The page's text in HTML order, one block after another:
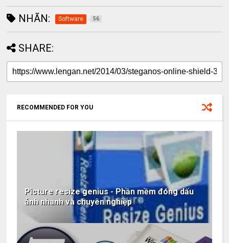
NHÃN: Software 56
SHARE:
RECOMMENDED FOR YOU
Picture resize genius - Phần mềm đóng dấu
ảnh nhanh và chuyên nghiệp